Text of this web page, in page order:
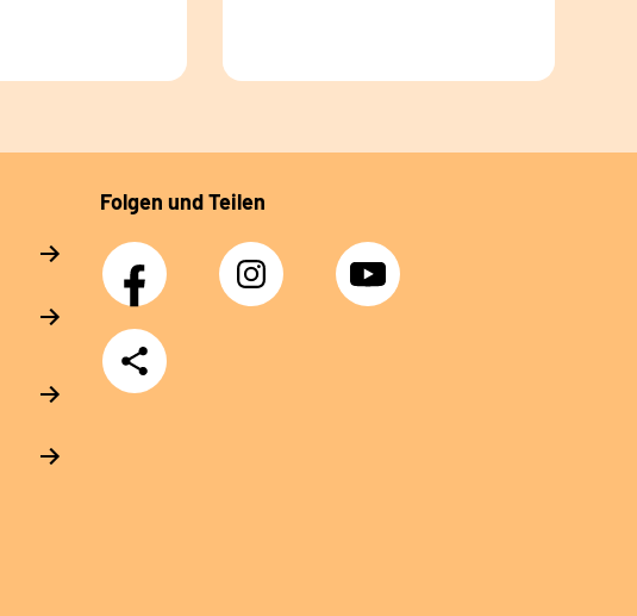
Folgen und Teilen
Facebook Instagram YouTube
Teilen